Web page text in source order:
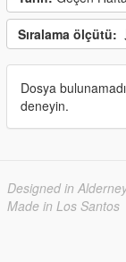
Sıralama ölçütü:
Dosya
deneyin.
Designed in
Made in Los Santos